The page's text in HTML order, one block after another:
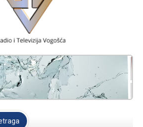
TELEVIZIJA VOGOŠĆA